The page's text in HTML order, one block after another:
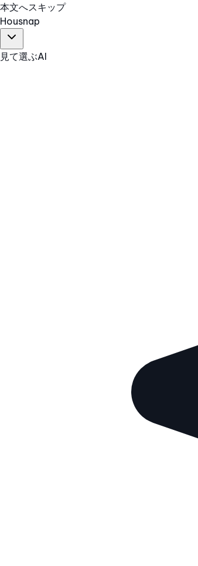
本文へスキップ
Housnap
見て選ぶAI